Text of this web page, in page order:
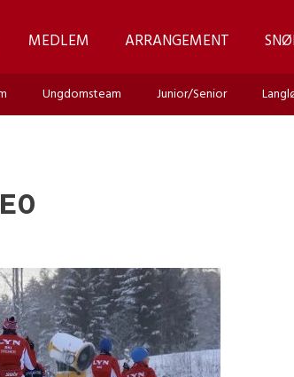
MEDLEM ARRANGEMENT
Ungdomsteam Junior/Senior